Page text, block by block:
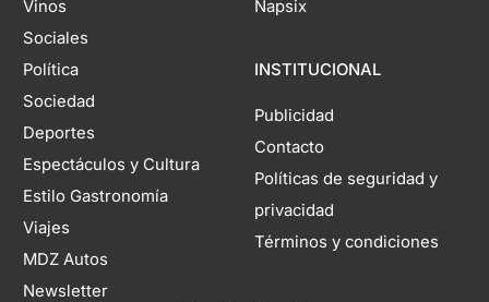
Vinos
Sociales
Política
Sociedad
Deportes
Espectáculos y Cultura
Estilo Gastronomía
Viajes
MDZ Autos
Newsletter
Napsix
INSTITUCIONAL
Publicidad
Contacto
Políticas de seguridad y
privacidad
Términos y condiciones